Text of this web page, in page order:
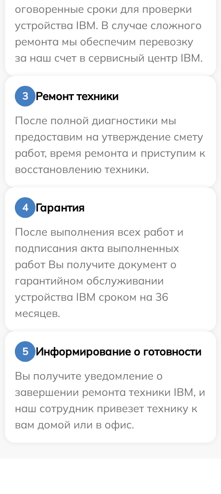
оговоренные сроки для проверки
устройства IBM. В случае сложного
ремонта мы обеспечим перевозку
за наш счет в сервисный центр IBM.
3
Ремонт техники
После полной диагностики мы
предоставим на утверждение смету
работ, время ремонта и приступим к
восстановлению техники.
4
Гарантия
После выполнения всех работ и
подписания акта выполненных
работ Вы получите документ о
гарантийном обслуживании
устройства IBM сроком на 36
месяцев.
5
Информирование о готовности
Вы получите уведомление о
завершении ремонта техники IBM, и
наш сотрудник привезет технику к
вам домой или в офис.